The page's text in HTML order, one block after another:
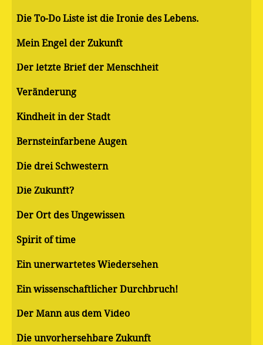
Die To-Do Liste ist die Ironie des Lebens.
Mein Engel der Zukunft
Der letzte Brief der Menschheit
Veränderung
Kindheit in der Stadt
Bernsteinfarbene Augen
Die drei Schwestern
Die Zukunft?
Der Ort des Ungewissen
Spirit of time
Ein unerwartetes Wiedersehen
Ein wissenschaftlicher Durchbruch!
Der Mann aus dem Video
Die unvorhersehbare Zukunft